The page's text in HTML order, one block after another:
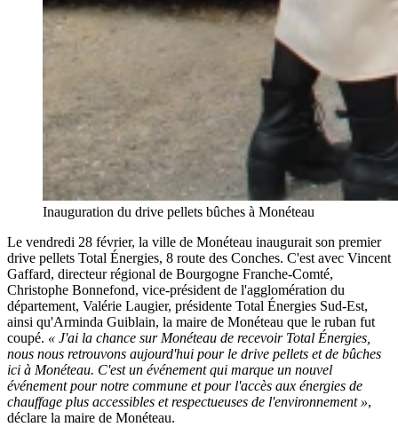
Inauguration du drive pellets bûches à Monéteau
Le vendredi 28 février, la ville de Monéteau inaugurait son premier
drive pellets Total Énergies, 8 route des Conches. C'est avec Vincent
Gaffard, directeur régional de Bourgogne Franche-Comté,
Christophe Bonnefond, vice-président de l'agglomération du
département, Valérie Laugier, présidente Total Énergies Sud-Est,
ainsi qu'Arminda Guiblain, la maire de Monéteau que le ruban fut
coupé. « J'ai la chance sur Monéteau de recevoir Total Énergies,
nous nous retrouvons aujourd'hui pour le drive pellets et de bûches
ici à Monéteau. C'est un événement qui marque un nouvel
événement pour notre commune et pour l'accès aux énergies de
chauffage plus accessibles et respectueuses de l'environnement »,
déclare la maire de Monéteau.